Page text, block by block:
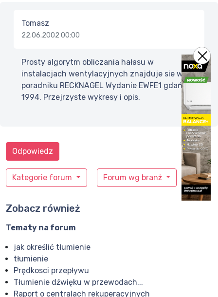
Tomasz
22.06.2002 00:00
Prosty algorytm obliczania hałasu w
instalacjach wentylacyjnych znajduje sie w
poradniku RECKNAGEL Wydanie EWFE1 gdańsk
1994. Przejrzyste wykresy i opis.
Kategorie forum Forum wg branż
Odpowiedz
Zobacz również
Tematy na forum
jak określić tłumienie
tłumienie
Prędkosci przepływu
Tłumienie dźwięku w przewodach...
Raport o centralach rekuperacyjnych